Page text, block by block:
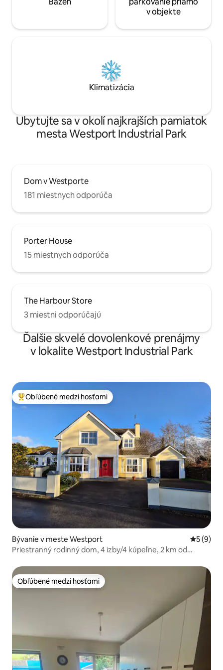
v objekte
Klimatizácia
Ubytujte sa v okolí najkrajších pamiatok
mesta Westport Industrial Park
Dom v Westporte
181 miestnych odporúča
Porter House
15 miestnych odporúča
The Harbour Store
3 miestni odporúčajú
Ďalšie skvelé dovolenkové prenájmy
v lokalite Westport Industrial Park
Najobľúbenejšie medzi hosťami
Obľúbené medzi hosťami
Bývanie v meste Westport
5 (9)
Priestranný rodinný dom, 4 izby/4 kúpeľne, 2 km od
Obľúbené medzi hosťami
Obľúbené medzi hosťami